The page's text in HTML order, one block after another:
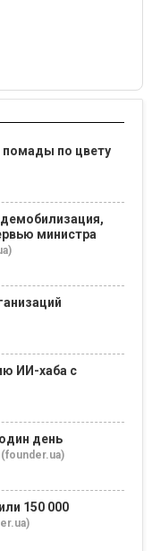
помады по цвету
демобилизация,
министра
ИИ-хаба с
день
(founder.ua)
150 000